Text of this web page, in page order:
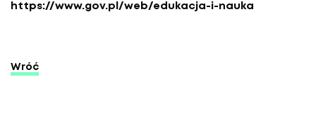
https://www.gov.pl/web/edukacja-i-nauka
Wróć